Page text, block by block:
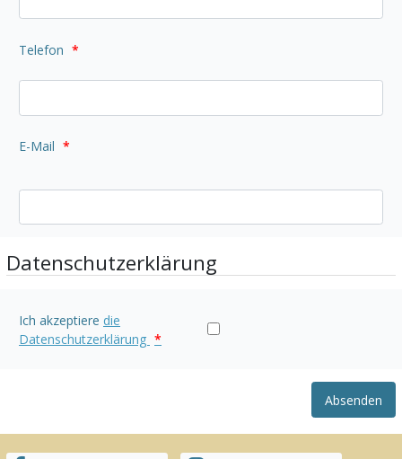
Telefon *
E-Mail *
Datenschutzerklärung
Ich akzeptiere die
Datenschutzerklärung *
Absenden